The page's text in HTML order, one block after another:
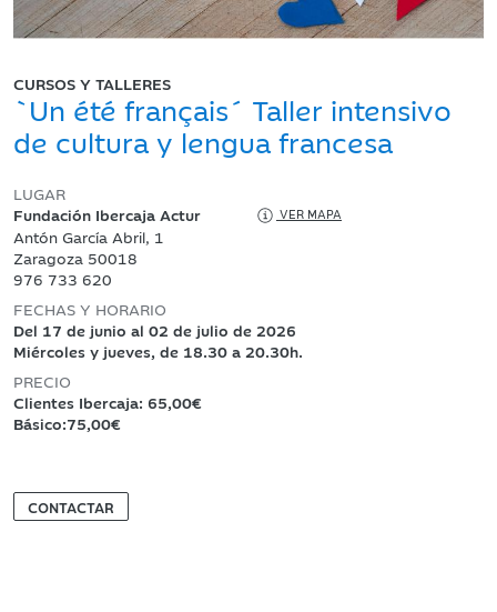
CURSOS Y TALLERES
`Un été français´ Taller intensivo
de cultura y lengua francesa
LUGAR
Fundación Ibercaja Actur
VER MAPA
Antón García Abril, 1
Zaragoza 50018
976 733 620
FECHAS Y HORARIO
Del 17 de junio al 02 de julio de 2026
Miércoles y jueves, de 18.30 a 20.30h.
PRECIO
Clientes Ibercaja: 65,00€
Básico:75,00€
CONTACTAR